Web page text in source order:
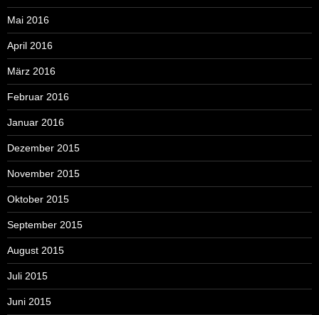
Mai 2016
April 2016
März 2016
Februar 2016
Januar 2016
Dezember 2015
November 2015
Oktober 2015
September 2015
August 2015
Juli 2015
Juni 2015